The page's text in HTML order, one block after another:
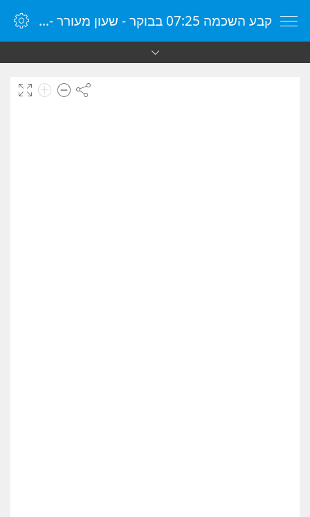
קבע השכמה 07:25 בבוקר - שעון מעורר - שעון מעורר מקוון - שעון מעורר במחשב